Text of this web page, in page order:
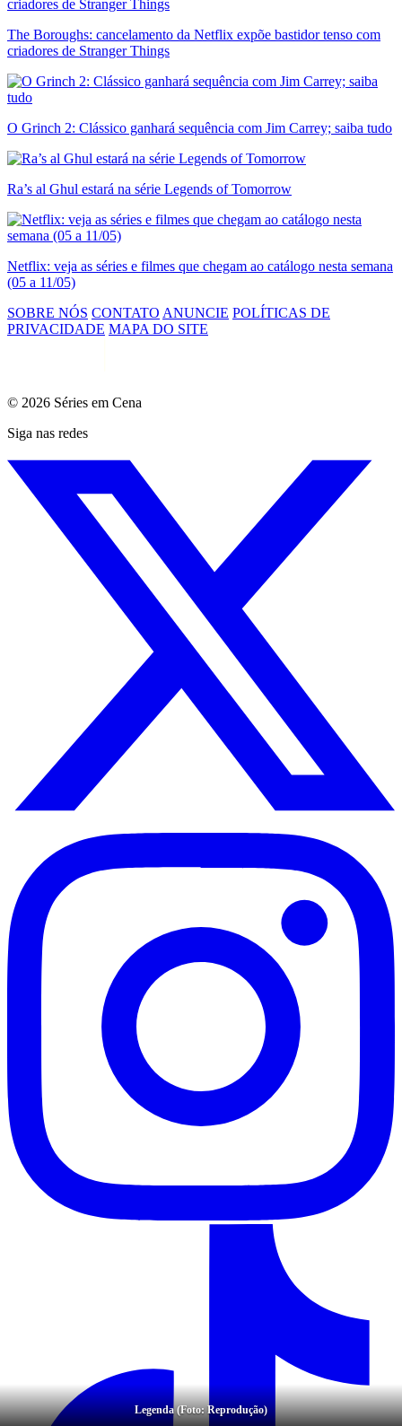
Legenda (Foto: Reprodução)
The Boroughs: cancelamento da Netflix expõe bastidor tenso com
criadores de Stranger Things
O Grinch 2: Clássico ganhará sequência com Jim Carrey; saiba tudo
Ra’s al Ghul estará na série Legends of Tomorrow
Netflix: veja as séries e filmes que chegam ao catálogo nesta semana
(05 a 11/05)
SOBRE NÓS CONTATO ANUNCIE POLÍTICAS DE
PRIVACIDADE MAPA DO SITE
© 2026 Séries em Cena
Siga nas redes